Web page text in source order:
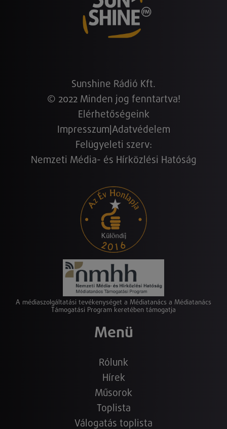
Sunshine Rádió Kft.
© 2022 Minden jog fenntartva!
Elérhetőségeink
Impresszum Adatvédelem
Felügyeleti szerv:
Nemzeti Média- és Hírközlési Hatóság
A médiaszolgáltatási tevékenységet a Médiatanács a Médiatanács
Támogatási Program keretében támogatja
Menü
Rólunk
Hírek
Műsorok
Toplista
Válogatás toplista